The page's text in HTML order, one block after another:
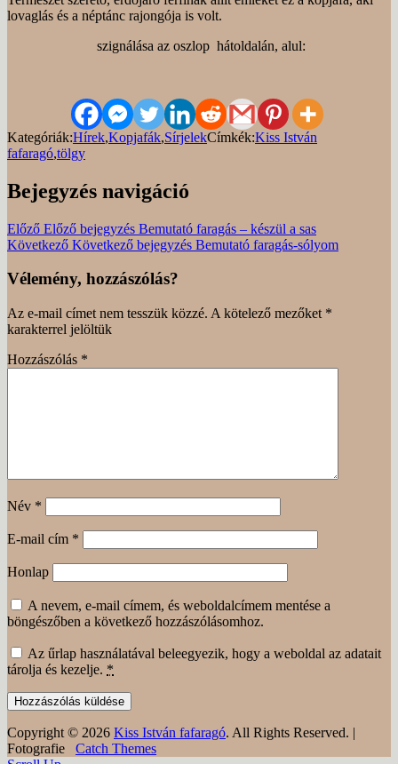
lovaglás és a néptánc rajongója is volt.
szignálása az oszlop hátoldalán, alul:
Kategóriák:Hírek,Kopjafák,SírjelekCímkék:Kiss István
fafaragó,tölgy
Bejegyzés navigáció
Előző Előző bejegyzés Bemutató faragás – készül a sas
Következő Következő bejegyzés Bemutató faragás-sólyom
Vélemény, hozzászólás?
Az e-mail címet nem tesszük közzé. A kötelező mezőket *
karakterrel jelöltük
Hozzászólás *
Név *
E-mail cím *
Honlap
A nevem, e-mail címem, és weboldalcímem mentése a
böngészőben a következő hozzászólásomhoz.
Az űrlap használatával beleegyezik, hogy a weboldal az adatait
tárolja és kezelje. *
Copyright © 2026 Kiss István fafaragó. All Rights Reserved. |
Fotografie Catch Themes